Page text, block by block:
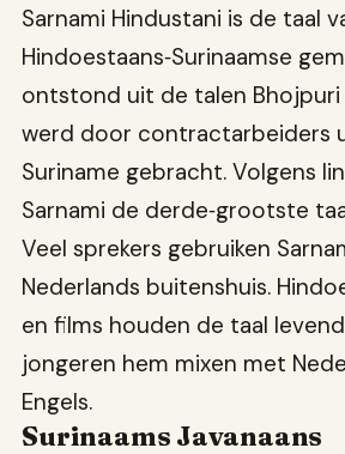
Sarnami Hindustani is de taal
Hindoestaans‑Surinaamse
ontstond uit de talen Bhojpuri
werd door contractarbeiders
Suriname gebracht. Volgens
Sarnami de derde‑grootste
Veel sprekers gebruiken
Nederlands buitenshuis.
en films houden de taal
jongeren hem mixen met
Engels.
Surinaams Javanaans